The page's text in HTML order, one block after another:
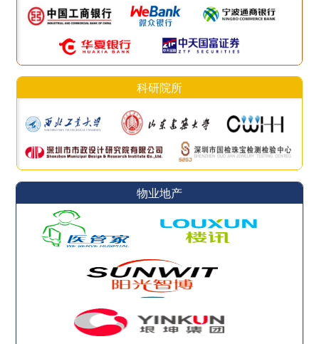
科研院所
物业地产